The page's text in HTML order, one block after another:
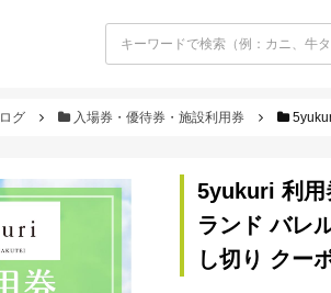
グ 入場券・優待券・施設利用券 5yukuri
5yukuri 利用
ランド バレ
し切り クー